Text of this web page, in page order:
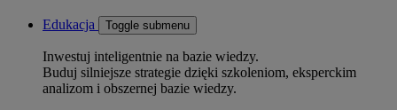
Edukacja Toggle submenu
Inwestuj inteligentnie na bazie wiedzy.
Buduj silniejsze strategie dzięki szkoleniom, eksperckim
analizom i obszernej bazie wiedzy.